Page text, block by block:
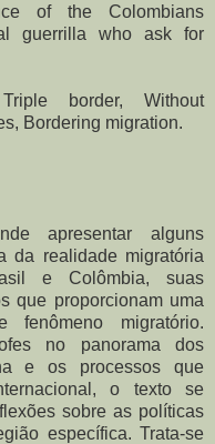
of the Colombians
guerrilla who ask for
border, Without
Bordering migration.
apresentar alguns
da realidade migratória
e Colômbia, suas
que proporcionam uma
fenômeno migratório.
no panorama dos
e os processos que
o texto se
sobre as políticas
específica. Trata-se